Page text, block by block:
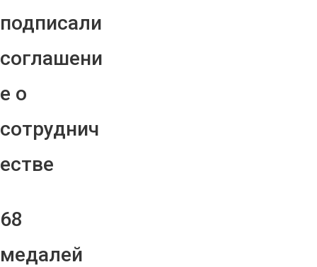
подписали
соглашени
е о
сотруднич
естве
68
медалей